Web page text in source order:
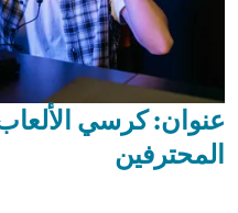
عنوان: كرسي
المحترفين